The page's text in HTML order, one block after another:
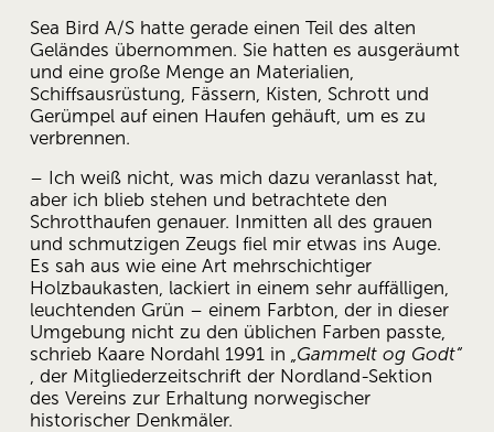
Sea Bird A/S hatte gerade einen Teil des alten
Geländes übernommen. Sie hatten es ausgeräumt
und eine große Menge an Materialien,
Schiffsausrüstung, Fässern, Kisten, Schrott und
Gerümpel auf einen Haufen gehäuft, um es zu
verbrennen.
– Ich weiß nicht, was mich dazu veranlasst hat,
aber ich blieb stehen und betrachtete den
Schrotthaufen genauer. Inmitten all des grauen
und schmutzigen Zeugs fiel mir etwas ins Auge.
Es sah aus wie eine Art mehrschichtiger
Holzbaukasten, lackiert in einem sehr auffälligen,
leuchtenden Grün – einem Farbton, der in dieser
Umgebung nicht zu den üblichen Farben passte,
schrieb Kaare Nordahl 1991 in „Gammelt og Godt“
, der Mitgliederzeitschrift der Nordland-Sektion
des Vereins zur Erhaltung norwegischer
historischer Denkmäler.